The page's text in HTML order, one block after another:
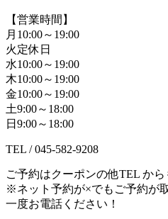
【営業時間】
月10:00～19:00
火定休日
水10:00～19:00
木10:00～19:00
金10:00～19:00
土9:00～18:00
日9:00～18:00
TEL / 045-582-9208
ご予約はクーポンの他TEL から
※ネット予約が×でもご予約が
一度お電話ください！